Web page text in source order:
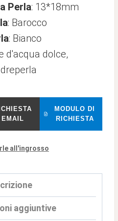
Perla: 13*18mm
: Barocco
: Bianco
d'acqua dolce,
EMAIL
MODULO DI
RICHIESTA
all'ingrosso
aggiuntive